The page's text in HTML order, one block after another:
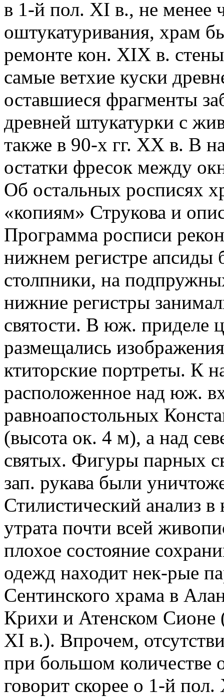
в 1-й пол. XI в., не менее
оштукатуривания, храм
ремонте кон. XIX в.
самые ветхие куски
оставшиеся фрагменты
древней штукатурки с
также в 90-х гг. XX в. В
остатки фресок между
Об остальных росписях
«копиям» Струкова и
Программа росписи
нижнем регистре апсиды
столпники, на
нижние регистры
святости. В юж. приделе
размещались
ктиторские портреты. К
расположенное над юж.
равноапостольных
(высота ок. 4 м), а над
святых. Фигуры парных
зап. рукава были
Стилистический анализ
утрата почти всей
плохое состояние
одежд находит нек-рые
Сентинского храма в
Крихи и Атенском Сионе
XI в.). Впрочем,
при большом количестве
говорит скорее о 1-й пол.